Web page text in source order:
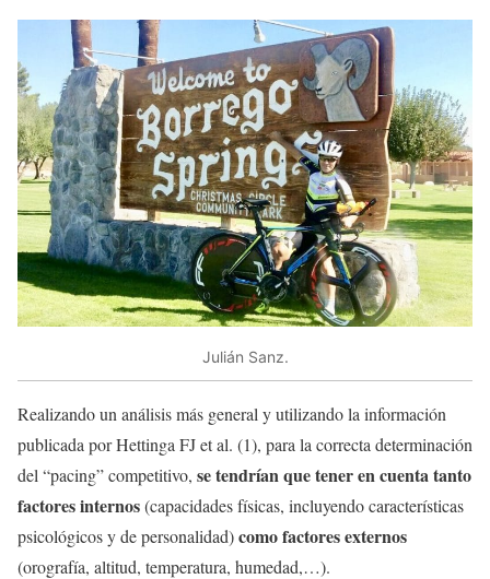
Julián Sanz.
Realizando un análisis más general y utilizando la información
publicada por Hettinga FJ et al. (1), para la correcta determinación
del “pacing” competitivo, se tendrían que tener en cuenta tanto
factores internos(capacidades físicas, incluyendo características
psicológicos y de personalidad)como factores externos
(orografía, altitud, temperatura, humedad,…).